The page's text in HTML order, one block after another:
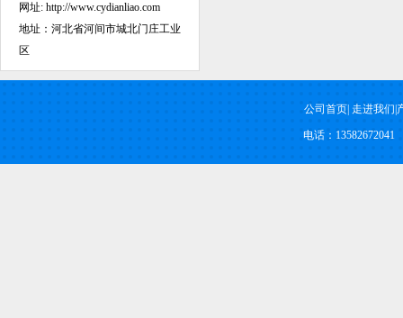
网址: http://www.cydianliao.com
地址：河北省河间市城北门庄工业
区
公司首页 走进我们
电话：